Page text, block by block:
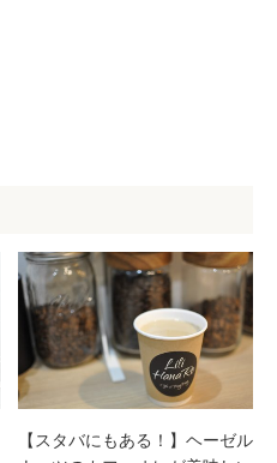
【スタバにもある！】ヘーゼル